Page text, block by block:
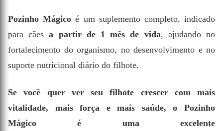
Pozinho Mágico é um suplemento completo, indicado
para cãesa partir de 1 mês de vida, ajudando no
fortalecimento do organismo, no desenvolvimento e no
suporte nutricional diário do filhote.
Se você quer ver seu filhote crescer com mais
vitalidade, mais força e mais saúde, o Pozinho
Mágico é uma excelente